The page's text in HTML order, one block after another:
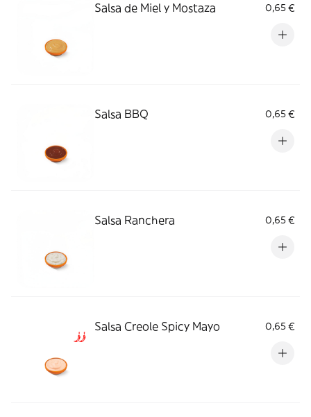
Salsa de Miel y Mostaza 0,65 €
Salsa BBQ 0,65 €
Salsa Ranchera 0,65 €
Salsa Creole Spicy Mayo 0,65 €